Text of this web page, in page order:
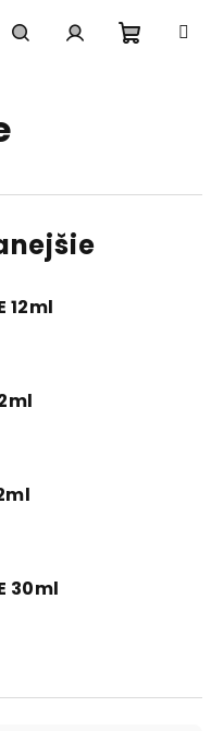
12ml
30ml